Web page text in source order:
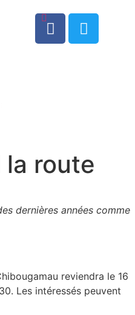
0
la route
dernières années comme
reviendra le 16
Les intéressés peuvent